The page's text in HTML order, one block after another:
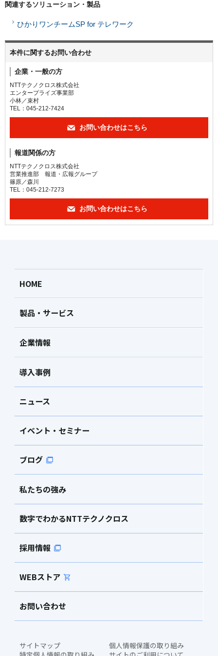
関連するソリューション・製品
ひかりワンチームSP for テレワーク
本件に関するお問い合わせ
企業・一般の方
NTTテクノクロス株式会社
エンタープライズ事業部
小林／束村
TEL：045-212-7424
お問い合わせはこちら
報道関係の方
NTTテクノクロス株式会社
営業推進部 報道・広報グループ
篠原／森川
TEL：045-212-7273
お問い合わせはこちら
HOME
製品・サービス
企業情報
導入事例
ニュース
イベント・セミナー
ブログ
私たちの強み
数字でわかるNTTテクノクロス
採用情報
WEBストア
お問い合わせ
サイトマップ
個人情報保護の取り組み